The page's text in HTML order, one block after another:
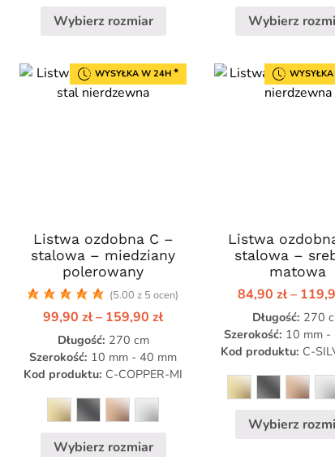
Wybierz rozmiar Wybierz
zł
WYSYŁKA W 24H *
Listwa ozdobna C –
stalowa – miedziany
polerowany
(5.00 z 5 ocen)
99,90 zł– 159,90 złZakres
99,90 zł
do
159,90 zł
Długość: 270 cm
Szerokość: 10 mm - 40 mm
Kod produktu: C-COPPER-MI
Wybierz rozmiar
Ten
produkt
ma
wiele
wariantów.
Opcje
można
wybrać
na
stronie
Listwa
stalowa –
matowa
84,90 zł–
Długość: 270
Szerokość: 10 mm -
Kod produktu: C-
Wybierz
Ten
ma
wiele
Opcje
można
na
stronie